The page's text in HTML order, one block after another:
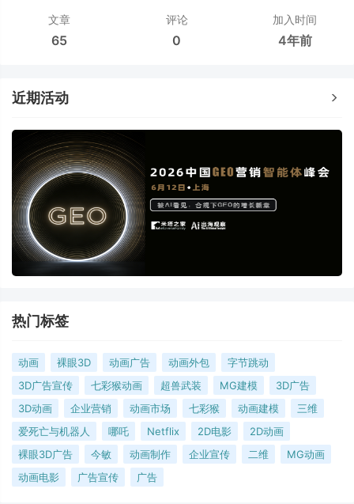
文章
65
评论
0
加入时间
4年前
近期活动
热门标签
动画 裸眼3D 动画广告 动画外包
字节跳动
3D广告宣传
七彩猴动画 超兽武装 MG建模
3D广告
3D动画
企业营销 动画市场 七彩猴 动画建模
三维
爱死亡与机器人
哪吒 Netflix 2D电影
2D动画
裸眼3D广告
今敏 动画制作 企业宣传 二维
MG动画
动画电影
广告宣传 广告